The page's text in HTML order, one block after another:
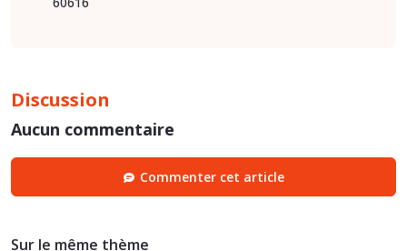
Discussion
Aucun commentaire
Commenter cet article
Sur le même thème